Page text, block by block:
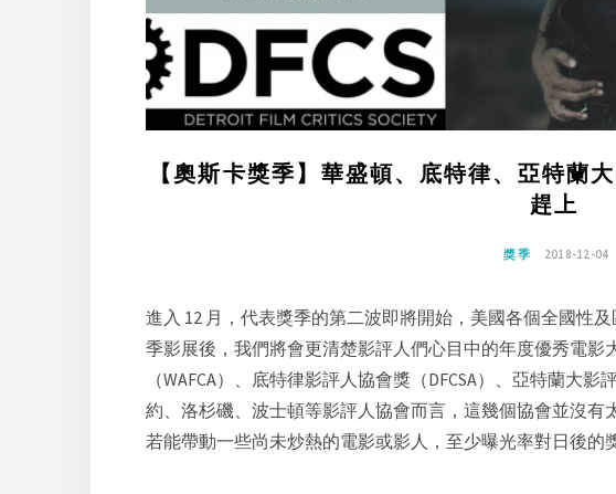
【奧斯卡獎季】華盛頓、底特律、亞特蘭
趕上
獎季 2018-12-04
進入 12 月，代表獎季的第二波即將開始，美國各個全國性
季影展後，我們將會更清楚影評人們心目中的年度優秀電
（WAFCA）、底特律影評人協會獎（DFCSA）、亞特蘭大
約、洛杉磯、波士頓等影評人協會而言，這幾個協會並沒有
若能帶動一些尚未炒熱的電影或影人，至少曝光率對日後的